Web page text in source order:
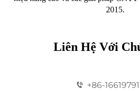
2015.
Liên Hệ Với
+86-